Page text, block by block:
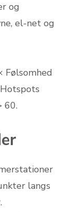
og
el-net og
Følsomhed
60.
langs